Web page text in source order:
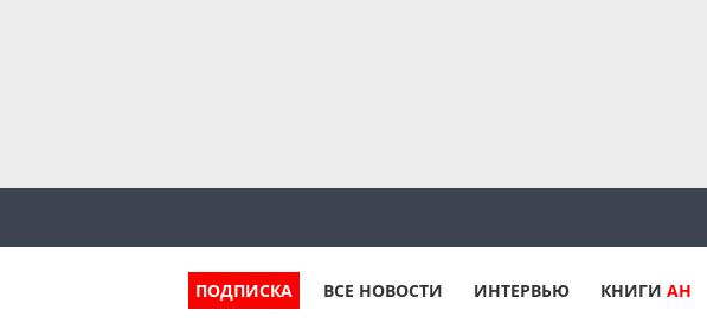
ПОДПИСКА ВСЕ НОВОСТИ ИНТЕРВЬЮ КНИГИ АН